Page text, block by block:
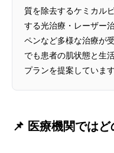
質を除去するケミカル
する光治療・レーザー
ペンなど多様な治療が
でも患者の肌状態と生
プランを提案しています
📌 医療機関では